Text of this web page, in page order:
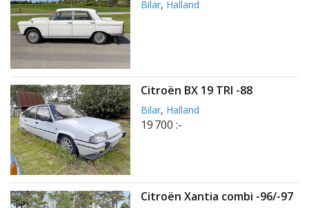
Bilar, Halland
Citroën BX 19 TRI -88
Bilar, Halland
19 700 :-
Citroën Xantia combi -96/-97